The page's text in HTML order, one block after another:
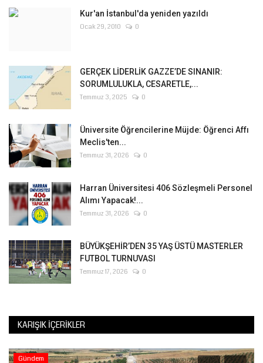
Yaşam
Sağlık
İletişim
Kültür Sanat
Kur'an İstanbul'da yeniden yazıldı
Ocak 29, 2010 0
GERÇEK LİDERLİK GAZZE’DE SINANIR:
SORUMLULUKLA, CESARETLE,...
Temmuz 3, 2025 0
Üniversite Öğrencilerine Müjde: Öğrenci Affı
Meclis'ten...
Temmuz 31, 2026 0
Harran Üniversitesi 406 Sözleşmeli Personel
Alımı Yapacak!...
Temmuz 31, 2026 0
BÜYÜKŞEHİR’DEN 35 YAŞ ÜSTÜ MASTERLER
FUTBOL TURNUVASI
Temmuz 17, 2026 0
KARIŞIK İÇERIKLER
Magazin